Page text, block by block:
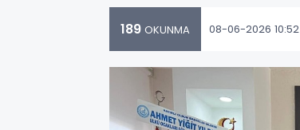
189 OKUNMA 08-06-2026 10:52